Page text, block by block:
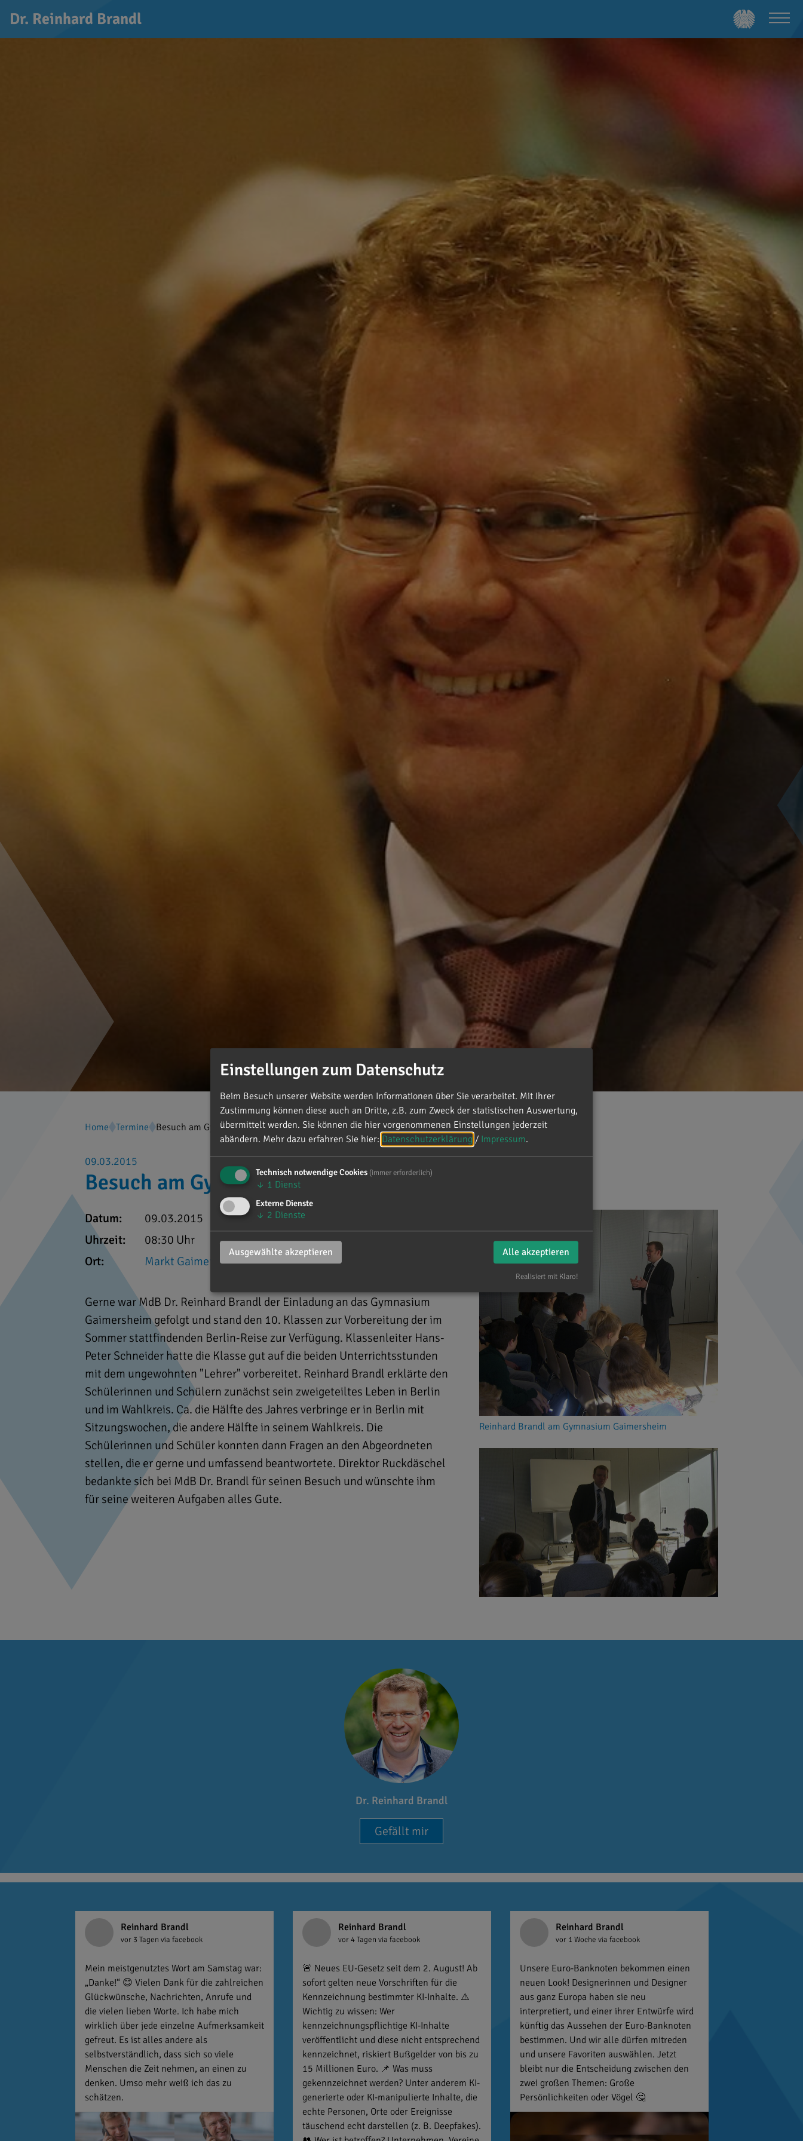
Dr. Reinhard Brandl
Home Termine Besuch am Gymnasium Gaimersheim
09.03.2015
Besuch am Gymnasium Gaimersheim
Reinhard Brandl am Gymnasium Gaimersheim
Datum:
09.03.2015
Uhrzeit:
08:30 Uhr
Ort:
Markt Gaimersheim
Gerne war MdB Dr. Reinhard Brandl der Einladung an das Gymnasium
Gaimersheim gefolgt und stand den 10. Klassen zur Vorbereitung der im
Sommer stattfindenden Berlin-Reise zur Verfügung. Klassenleiter Hans-
Peter Schneider hatte die Klasse gut auf die beiden Unterrichtsstunden
mit dem ungewohnten "Lehrer" vorbereitet. Reinhard Brandl erklärte den
Schülerinnen und Schülern zunächst sein zweigeteiltes Leben in Berlin
und im Wahlkreis. Ca. die Hälfte des Jahres verbringe er in Berlin mit
Sitzungswochen, die andere Hälfte in seinem Wahlkreis. Die
Schülerinnen und Schüler konnten dann Fragen an den Abgeordneten
stellen, die er gerne und umfassend beantwortete. Direktor Ruckdäschel
bedankte sich bei MdB Dr. Brandl für seinen Besuch und wünschte ihm
für seine weiteren Aufgaben alles Gute.
Dr. Reinhard Brandl
Gefällt mir
Reinhard Brandl
vor 3 Tagen via facebook
Mein meistgenutztes Wort am Samstag war:
„Danke!“ 😊 Vielen Dank für die zahlreichen
Glückwünsche, Nachrichten, Anrufe und
die vielen lieben Worte. Ich habe mich
wirklich über jede einzelne Aufmerksamkeit
gefreut. Es ist alles andere als
selbstverständlich, dass sich so viele
Menschen die Zeit nehmen, an einen zu
denken. Umso mehr weiß ich das zu
schätzen.
Reinhard Brandl
vor 4 Tagen via facebook
🚨 Neues EU-Gesetz seit dem 2. August! Ab
sofort gelten neue Vorschriften für die
Kennzeichnung bestimmter KI-Inhalte. ⚠️
Wichtig zu wissen: Wer
kennzeichnungspflichtige KI-Inhalte
veröffentlicht und diese nicht entsprechend
kennzeichnet, riskiert Bußgelder von bis zu
15 Millionen Euro. 📌 Was muss
gekennzeichnet werden? Unter anderem KI-
generierte oder KI-manipulierte Inhalte, die
echte Personen, Orte oder Ereignisse
täuschend echt darstellen (z. B. Deepfakes).
Reinhard Brandl
vor 1 Woche via facebook
Unsere Euro-Banknoten bekommen einen
neuen Look! Designerinnen und Designer
aus ganz Europa haben sie neu
interpretiert, und einer ihrer Entwürfe wird
künftig das Aussehen der Euro-Banknoten
bestimmen. Und wir alle dürfen mitreden
und unsere Favoriten auswählen. Jetzt
bleibt nur die Entscheidung zwischen den
zwei großen Themen: Große
Persönlichkeiten oder Vögel 🤔
Einstellungen zum Datenschutz
Beim Besuch unserer Website werden Informationen über Sie verarbeitet. Mit Ihrer
Zustimmung können diese auch an Dritte, z.B. zum Zweck der statistischen Auswertung,
übermittelt werden. Sie können die hier vorgenommenen Einstellungen jederzeit
abändern. Mehr dazu erfahren Sie hier: Datenschutzerklärung / Impressum.
Technisch notwendige Cookies (immer erforderlich)
↓ 1 Dienst
Externe Dienste
↓ 2 Dienste
Ausgewählte akzeptieren Alle akzeptieren
Realisiert mit Klaro!